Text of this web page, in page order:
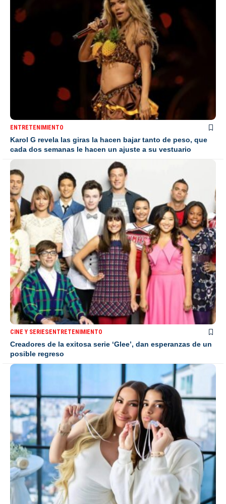
ENTRETENIMIENTO
Karol G revela las giras la hacen bajar tanto de peso, que
cada dos semanas le hacen un ajuste a su vestuario
CINE Y SERIESENTRETENIMIENTO
Creadores de la exitosa serie ‘Glee’, dan esperanzas de un
posible regreso